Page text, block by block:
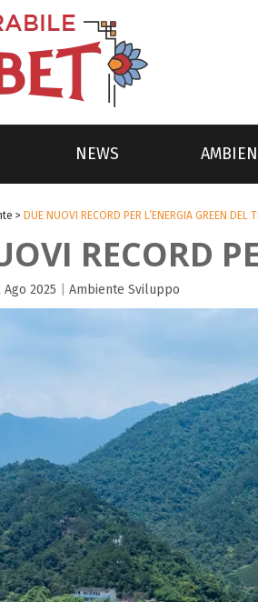
NEWS
> DUE NUOVI RECORD PER L’ENERGIA GREEN DEL
RECORD
Ago 2025 Ambiente Sviluppo